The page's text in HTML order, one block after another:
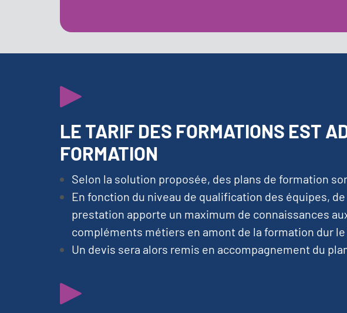
LE TARIF DES FORMATIONS EST
FORMATION
Selon la solution proposée, des plans de formation
En fonction du niveau de qualification des équipes,
prestation apporte un maximum de connaissances
compléments métiers en amont de la formation dur
Un devis sera alors remis en accompagnement du